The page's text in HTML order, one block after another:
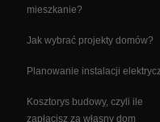
mieszkanie?
Jak wybrać projekty domów?
Planowanie instalacji
Kosztorys budowy, czyli ile
zapłacisz za własny dom